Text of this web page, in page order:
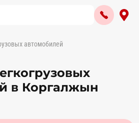
автомобилей
в Коргалжын